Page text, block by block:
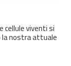
cellule viventi si
nostra attuale